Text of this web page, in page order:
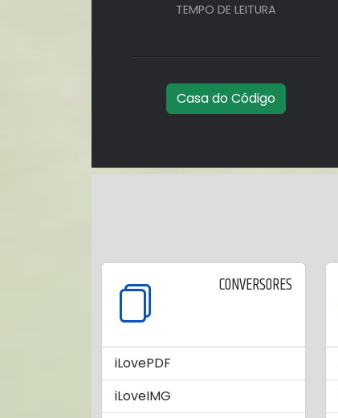
TEMPO DE LEITURA
Casa do Código
CONVERSORES
iLovePDF
iLoveIMG